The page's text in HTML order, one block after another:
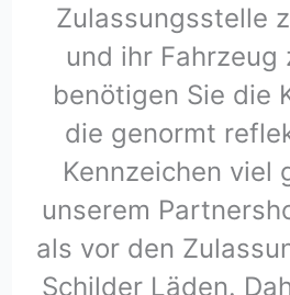
Zulassungsstelle
und ihr Fahrzeug
benötigen Sie die
die genormt
Kennzeichen viel
unserem
als vor den
Schilder Läden.